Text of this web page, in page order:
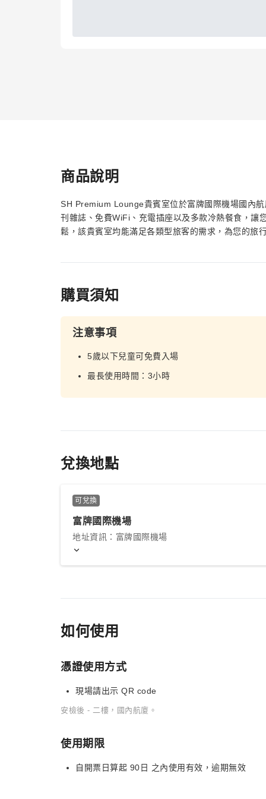
商品說明
SH Premium Lounge貴賓室位於富牌國際機場國內
刊雜誌、免費WiFi、充電插座以及多款冷熱餐食，讓
鬆，該貴賓室均能滿足各類型旅客的需求，為您的旅
購買須知
注意事項
5歲以下兒童可免費入場
最長使用時間：3小時
兌換地點
可兌換
富牌國際機場
地址資訊：富牌國際機場
如何使用
憑證使用方式
現場請出示 QR code
安檢後 - 二樓，國內航廈。
使用期限
自開票日算起 90日 之內使用有效，逾期無效